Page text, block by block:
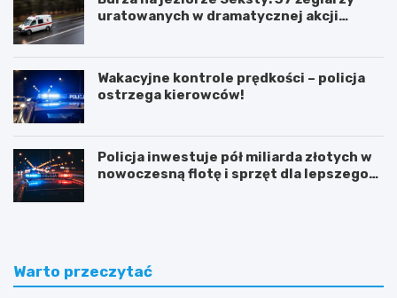
uratowanych w dramatycznej akcji
Wakacyjne kontrole prędkości – policja
ostrzega kierowców!
Policja inwestuje pół miliarda złotych w
nowoczesną flotę i sprzęt dla lepszego
Warto przeczytać